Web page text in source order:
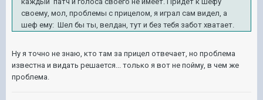
своему, мол, проблемы с прицелом, я играл сам видел, а
шеф ему: Шел бы ты, велдан, тут и без тебя забот хватает.
Ну я точно не знаю, кто там за прицел отвечает, но проблема
известна и видать решается... только я вот не пойму, в чем же
проблема.